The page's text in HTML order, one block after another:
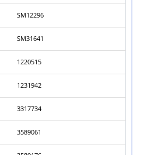
SM12296
SM31641
1220515
1231942
3317734
3589061